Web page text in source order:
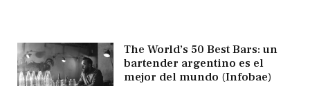
The World’s 50 Best Bars: un
bartender argentino es el
mejor del mundo (Infobae)